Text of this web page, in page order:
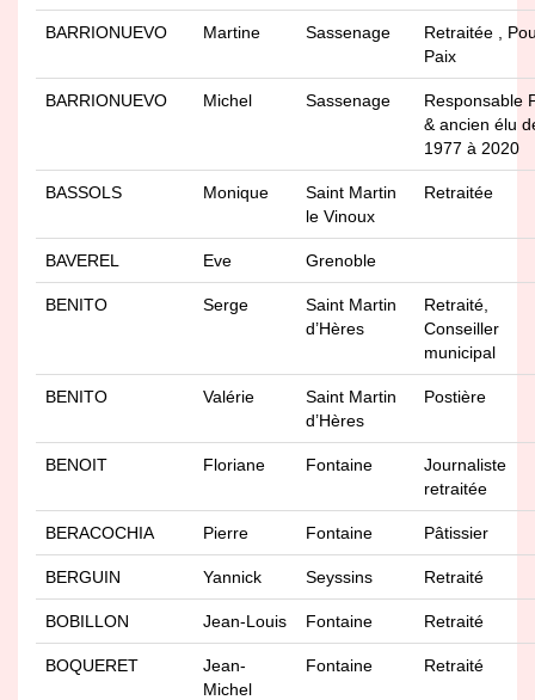
BARRIONUEVO Martine Sassenage
Retraitée ,
Paix
BARRIONUEVO Michel Sassenage
Responsable
& ancien élu
1977 à 2020
BASSOLS Monique
Saint Martin
le Vinoux
Retraitée
BAVEREL Eve Grenoble
BENITO Serge
Saint Martin
d’Hères
Retraité,
Conseiller
municipal
BENITO Valérie
Saint Martin
d’Hères
Postière
BENOIT Floriane Fontaine
Journaliste
retraitée
BERACOCHIA Pierre Fontaine Pâtissier
BERGUIN Yannick Seyssins Retraité
BOBILLON Jean-Louis Fontaine Retraité
BOQUERET
Jean-
Michel
Fontaine Retraité